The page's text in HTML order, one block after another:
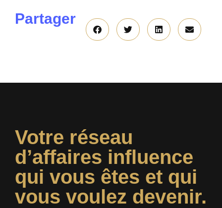
Partager
Votre réseau
d’affaires influence
qui vous êtes et qui
vous voulez devenir.